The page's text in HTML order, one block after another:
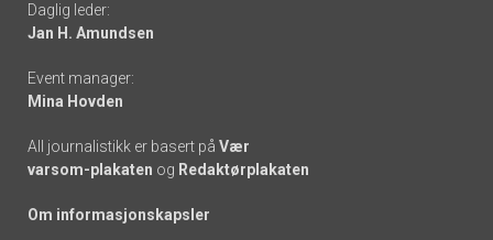
links
Daglig leder:
Jan H. Amundsen
Event manager:
Mina Hovden
All journalistikk er basert på Vær
varsom-plakaten og Redaktørplakaten
Om informasjonskapsler